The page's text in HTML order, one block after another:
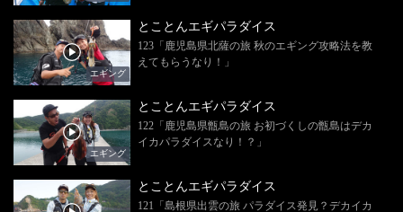
エギング
とことんエギパラダイス
123「鹿児島県北薩の旅 秋のエギング攻略法を教
えてもらうなり！」
エギング
とことんエギパラダイス
122「鹿児島県甑島の旅 お初づくしの甑島はデカ
イカパラダイスなり！？」
とことんエギパラダイス
121「島根県出雲の旅 パラダイス発見？デカイカ